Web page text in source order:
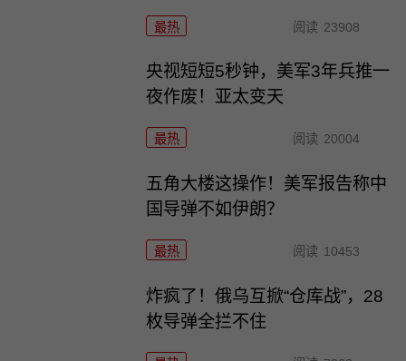
最热 阅读 23908
央视短短5秒钟，美军3年兵推一
夜作废！亚太变天
最热 阅读 20004
五角大楼这操作！美军报告称中
国导弹不如伊朗？
最热 阅读 10453
炸疯了！俄乌互掀“仓库战”，28
枚导弹全拦不住